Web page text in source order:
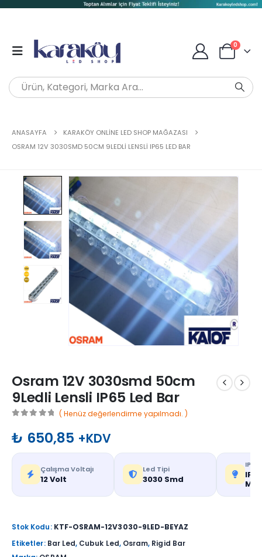
0
ANASAYFA
KARAKÖY ONLINE LED SHOP MAĞAZASI
OSRAM 12V 3030SMD 50CM 9LEDLI LENSLI IP65 LED BAR
Osram 12V 3030smd 50cm
9Ledli Lensli IP65 Led Bar
( Henüz değerlendirme yapılmadı. )
₺ 650,85 +KDV
Çalışma Voltajı
12 Volt
Led Tipi
3030 Smd
IP
Stok Kodu: KTF-OSRAM-12V3030-9LED-BEYAZ
Etiketler: Bar Led, Cubuk Led, Osram, Rigid Bar